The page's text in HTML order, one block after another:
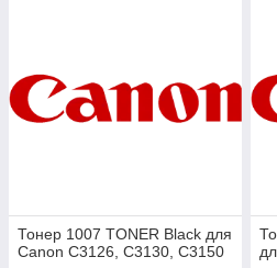
Тонер 1007 TONER Black для
Canon C3126, C3130, C3150